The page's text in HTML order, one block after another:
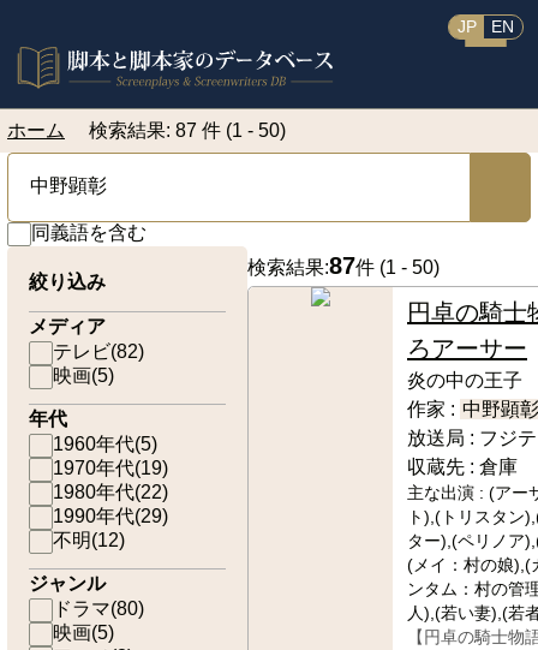
JP EN
ホーム 検索結果: 87 件 (1 - 50)
同義語を含む
絞り込み
メディア
テレビ(82)
映画(5)
年代
1960年代(5)
1970年代(19)
1980年代(22)
1990年代(29)
不明(12)
ジャンル
ドラマ(80)
映画(5)
検索結果:87件 (1 - 50)
円卓の騎
ろアーサー
炎の中の王子
作家 : 中野顕彰
放送局 : フジ
収蔵先 : 倉庫
主な出演 : (アー
ト),(トリスタン
ター),(ペリノア
(メイ：村の娘),(
ンタム：村の管
人),(若い妻),(若
【円卓の騎士